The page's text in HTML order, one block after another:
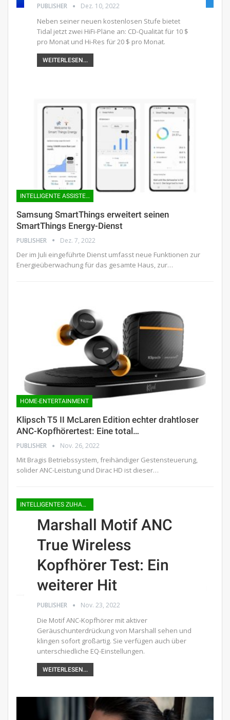
PUBLISHER Dez. 10, 2022
Neben seiner neuen kostenlosen Stufe bietet
Tidal jetzt zwei HiFi-Pläne an: CD-Qualität für 10 $
pro Monat und Hi-Res für 20 $ pro Monat.
WEITERLESEN...
INTELLIGENTE ASSISTENTEN
Samsung SmartThings erweitert seinen
SmartThings Energy-Dienst
PUBLISHER Dez. 7, 2022
Der im Juli eingeführte Dienst umfasst neue Funktionen zur
Energieüberwachung für das gesamte Haus, zur…
HOME-ENTERTAINMENT
Klipsch T5 II McLaren Edition echter drahtloser
ANC-Kopfhörertest: Eine total…
PUBLISHER Nov. 26, 2022
Mit Bragis Betriebssystem, freihändiger Gestensteuerung,
solider ANC-Leistung und Dirac HD ist dieser…
INTELLIGENTES ZUHAUSE
Marshall Motif ANC
True Wireless
Kopfhörer Test: Ein
weiterer Hit
PUBLISHER Nov. 23, 2022
Die Motif ANC-Kopfhörer mit aktiver
Geräuschunterdrückung von Marshall sehen und
klingen sofort großartig. Sie verfügen auch über
unterschiedliche EQ-Einstellungen.
WEITERLESEN...